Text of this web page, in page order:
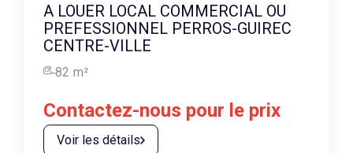
A LOUER LOCAL COMMERCIAL OU
PREFESSIONNEL PERROS-GUIREC
CENTRE-VILLE
82 m²
Contactez-nous pour le prix
Voir les détails